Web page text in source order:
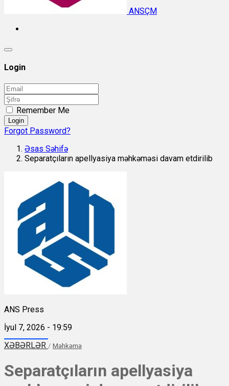
ANSÇM
Login
Remember Me
Login
Forgot Password?
Əsas Səhifə
Separatçıların apellyasiya məhkəməsi davam etdirilib
ANS Press
İyul 7, 2026 - 19:59
XƏBƏRLƏR / Məhkəmə
Separatçıların apellyasiya